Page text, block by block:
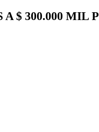
A $ 300.000 MIL